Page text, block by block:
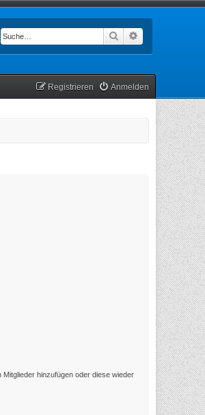
Suche
Anmelden
Registrieren
hinzufügen oder diese wieder